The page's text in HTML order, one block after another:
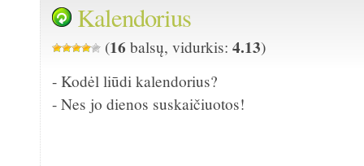
Kalendorius
(16 balsų, vidurkis:4.13)
- Kodėl liūdi kalendorius?
- Nes jo dienos suskaičiuotos!